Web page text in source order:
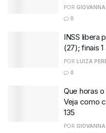
POR
0
INSS libera
(27); finais
POR LUIZA
0
Que horas
Veja como
135
POR